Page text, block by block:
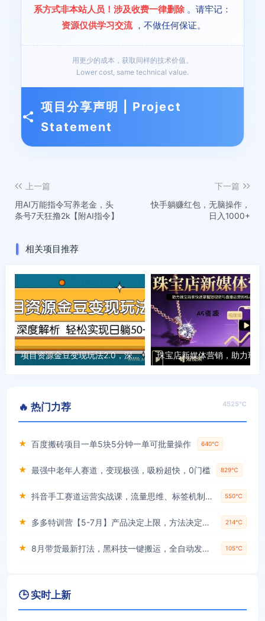
系方式非本站人员！涉及收费一律删除 。请牢记：
资源仅供学习交流 ，不做任何保证。
用更少的成本，获取同样的技术价值。
Lower cost, same technical value.
项目分享声明 | Project
Statement
上一篇
用AI万能指令写养老金，头
条号7天狂撸2k【附AI指令】
下一篇
快手躺赚红包，无脑操作，
日入1000+
相关项目推荐
项目资源金豆变现玩法2.0，深度解析 轻松实现躺赚50+
🔥 热门力荐 4525℃
★ 百度搬砖项目一单5块5分钟一单可批量操作 640℃
★ 最强中老年人赛道，变现极强，吸粉超快，0门槛 829℃
★ 抖音手工赛道运营实战课，流量思维、标签机制、垂直定位，解决不起号难题，单月变现破3万 550℃
★ 多多特训营【5-7月】产品决定上限，方法决定下限，各种玩法技巧落地实操 214℃
★ 8月带货最新打法，黑科技一键搬运，全自动发布单日5张+，提供矩阵玩法+无限账号【揭秘】 105℃
🕒 实时上新